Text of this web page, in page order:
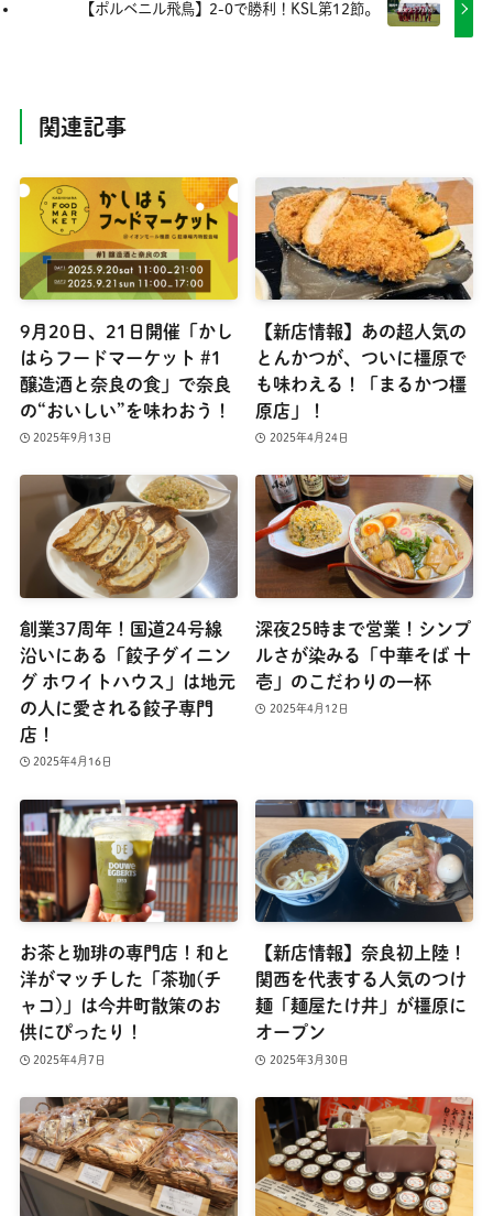
【ポルベニル飛鳥】2-0で勝利！KSL第12節。
関連記事
9月20日、21日開催「かし
はらフードマーケット #1
醸造酒と奈良の食」で奈良
の“おいしい”を味わおう！
2025年9月13日
【新店情報】あの超人気の
とんかつが、ついに橿原で
も味わえる！「まるかつ橿
原店」！
2025年4月24日
創業37周年！国道24号線
沿いにある「餃子ダイニン
グ ホワイトハウス」は地元
の人に愛される餃子専門
店！
2025年4月16日
深夜25時まで営業！シンプ
ルさが染みる「中華そば 十
壱」のこだわりの一杯
2025年4月12日
お茶と珈琲の専門店！和と
洋がマッチした「茶珈(チ
ャコ)」は今井町散策のお
供にぴったり！
2025年4月7日
【新店情報】奈良初上陸！
関西を代表する人気のつけ
麺「麺屋たけ井」が橿原に
オープン
2025年3月30日